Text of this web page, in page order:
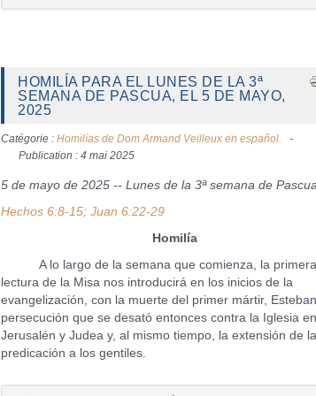
HOMILÍA PARA EL LUNES DE LA 3ª
SEMANA DE PASCUA, EL 5 DE MAYO,
2025
Catégorie :Homilías de Dom Armand Veilleux en español.
Publication : 4 mai 2025
5 de mayo de 2025 -- Lunes de la 3ª semana de
Hechos 6:8-15; Juan 6:22-29
Homilía
A lo largo de la semana que comienza, la primera
lectura de la Misa nos introducirá en los inicios de la
evangelización, con la muerte del primer mártir,
persecución que se desató entonces contra la Iglesia en
Jerusalén y Judea y, al mismo tiempo, la extensión de la
predicación a los gentiles.